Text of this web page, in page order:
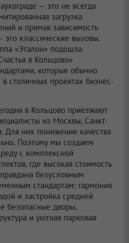
— это не всегда
загрузка
и прямая зависимость
это классические вызовы.
«Эталон» подошла
в Кольцово»
которые обычно
столичных проектах бизнес-
в Кольцово приезжают
из Москвы, Санкт-
Для них понижение качества
Поэтому мы создаем
с комплексной
где высокая стоимость
безусловным
стандартам: гармония
и застройка средней
безопасные дворы,
и уютная парковая